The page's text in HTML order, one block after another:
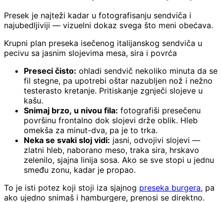
Presek je najteži kadar u fotografisanju sendviča i
najubedljiviji — vizuelni dokaz svega što meni obećava.
Krupni plan preseka isečenog italijanskog sendviča u
pecivu sa jasnim slojevima mesa, sira i povrća
Preseci čisto: ohladi sendvič nekoliko minuta da se
fil stegne, pa upotrebi oštar nazubljen nož i nežno
testerasto kretanje. Pritiskanje zgnječi slojeve u
kašu.
Snimaj brzo, u nivou fila: fotografiši presečenu
površinu frontalno dok slojevi drže oblik. Hleb
omekša za minut-dva, pa je to trka.
Neka se svaki sloj vidi: jasni, odvojivi slojevi —
zlatni hleb, naborano meso, traka sira, hrskavo
zelenilo, sjajna linija sosa. Ako se sve stopi u jednu
smeđu zonu, kadar je propao.
To je isti potez koji stoji iza sjajnog preseka burgera, pa
ako ujedno snimaš i hamburgere, prenosi se direktno.